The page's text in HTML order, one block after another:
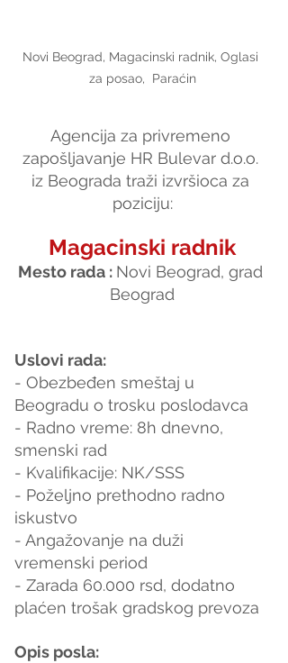
Novi Beograd, Magacinski radnik, Oglasi
za posao,  Paraćin
Agencija za privremeno
zapošljavanje HR Bulevar d.o.o.
iz Beograda traži izvršioca za
poziciju:
Magacinski radnik
Mesto rada : Novi Beograd, grad
Beograd
Uslovi rada:
- Obezbeđen smeštaj u
Beogradu o trosku poslodavca
- Radno vreme: 8h dnevno,
smenski rad
- Kvalifikacije: NK/SSS
- Poželjno prethodno radno
iskustvo
- Angažovanje na duži
vremenski period
- Zarada 60.000 rsd, dodatno
plaćen trošak gradskog prevoza
Opis posla: